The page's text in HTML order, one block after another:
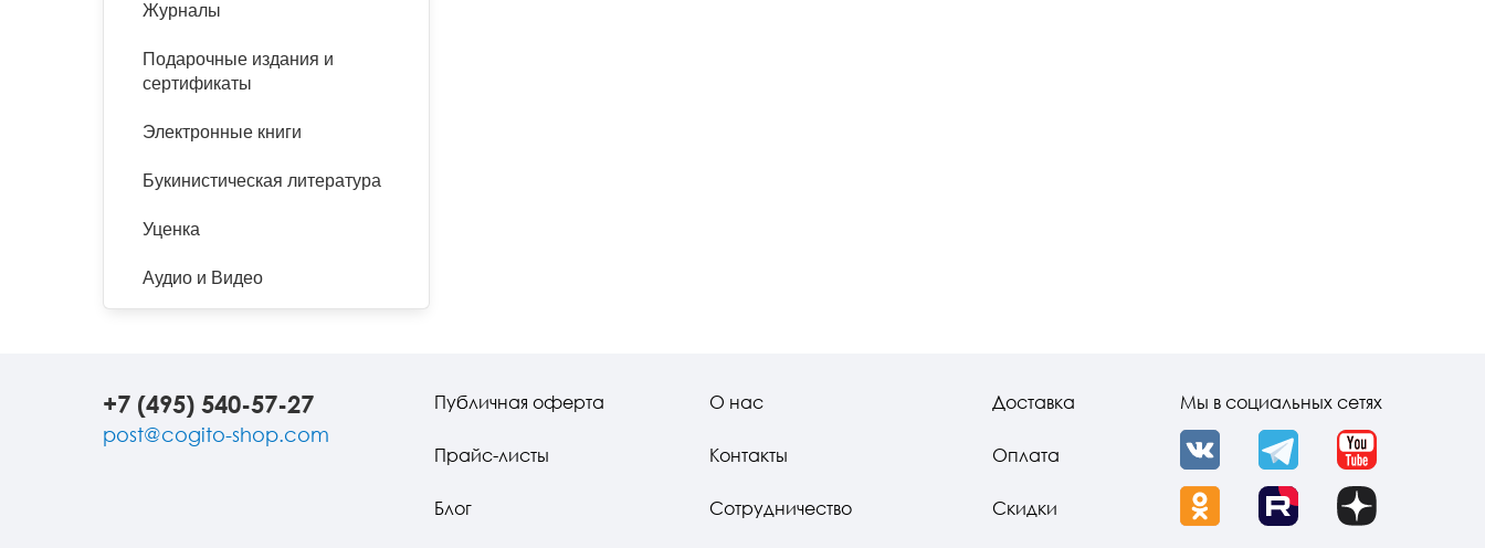
Журналы
Подарочные издания и
сертификаты
Электронные книги
Букинистическая литература
Уценка
Аудио и Видео
+7 (495) 540-57-27
post@cogito-shop.com
Публичная оферта
Прайс-листы
Блог
О нас
Контакты
Сотрудничество
Доставка
Оплата
Скидки
Мы в социальных сетях
VK Telegram YouTube
OK Rutube Dzen